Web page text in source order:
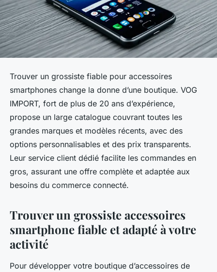
Trouver un grossiste fiable pour accessoires
smartphones change la donne d’une boutique. VOG
IMPORT, fort de plus de 20 ans d’expérience,
propose un large catalogue couvrant toutes les
grandes marques et modèles récents, avec des
options personnalisables et des prix transparents.
Leur service client dédié facilite les commandes en
gros, assurant une offre complète et adaptée aux
besoins du commerce connecté.
Trouver un grossiste accessoires
smartphone fiable et adapté à votre
activité
Pour développer votre boutique d’accessoires de